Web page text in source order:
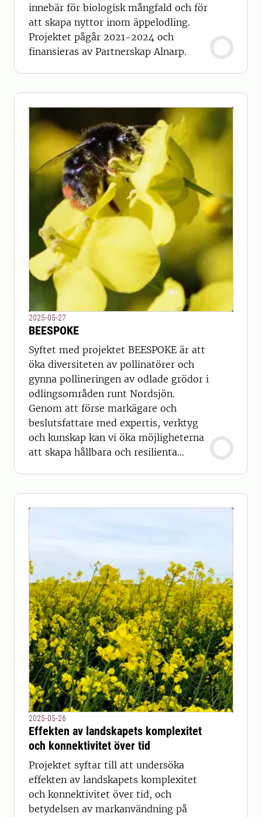
innebär för biologisk mångfald och för
att skapa nyttor inom äppelodling.
Projektet pågår 2021-2024 och
finansieras av Partnerskap Alnarp.
2025-05-27
BEESPOKE
Syftet med projektet BEESPOKE är att
öka diversiteten av pollinatörer och
gynna pollineringen av odlade grödor i
odlingsområden runt Nordsjön.
Genom att förse markägare och
beslutsfattare med expertis, verktyg
och kunskap kan vi öka möjligheterna
att skapa hållbara och resilienta
2025-05-26
Effekten av landskapets komplexitet
och konnektivitet över tid
Projektet syftar till att undersöka
effekten av landskapets komplexitet
och konnektivitet över tid, och
betydelsen av markanvändning på